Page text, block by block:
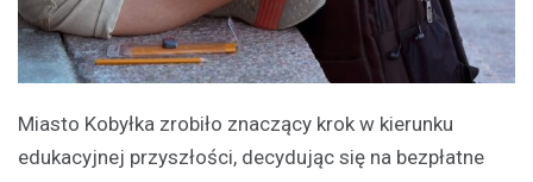
Miasto Kobyłka zrobiło znaczący krok w kierunku
edukacyjnej przyszłości, decydując się na bezpłatne